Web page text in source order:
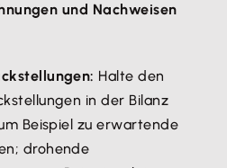
und Nachweisen
Halte den
in der Bilanz
Beispiel zu erwartende
drohende